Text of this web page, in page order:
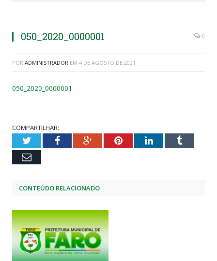
050_2020_0000001 0
POR ADMINISTRADOR EM 4 DE AGOSTO DE 2021
050_2020_0000001
COMPARTILHAR:
TwitterFacebookGoogle+PinterestLinkedInTumblr
Email
CONTEÚDO RELACIONADO